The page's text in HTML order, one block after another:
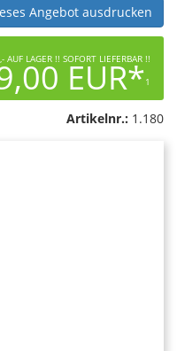
Angebot ausdrucken
LAGER !! SOFORT LIEFERBAR !!
EUR*1
Artikelnr.: 1.180